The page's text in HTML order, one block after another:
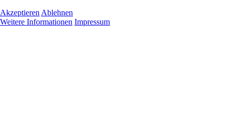
Akzeptieren Ablehnen
Weitere Informationen Impressum